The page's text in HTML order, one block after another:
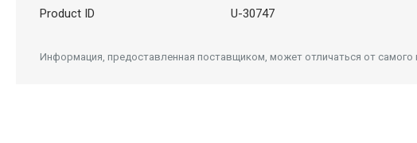
Product ID U-30747
Информация, предоставленная поставщиком, может отличаться от